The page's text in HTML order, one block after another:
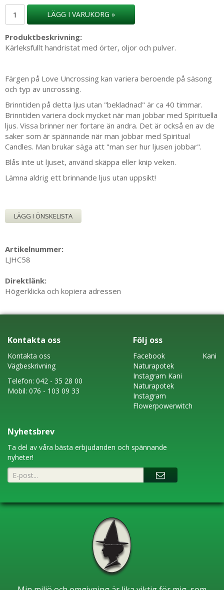
LÄGG I VARUKORG »
Produktbeskrivning:
Kärleksfullt handristat med örter, oljor och pulver.
Färgen på Love Uncrossing kan variera beroende på säsong
och typ av uncrossing.
Brinntiden på detta ljus utan "bekladnad" är ca 40 timmar.
Brinntiden variera dock mycket när man jobbar med Spirituella
ljus. Vissa brinner ner fortare än andra. Det är också en av de
saker som är spännande när man jobbar med Spiritual
Candles. Man brukar säga att "man ser hur ljusen jobbar".
Blås inte ut ljuset, använd skäppa eller knip veken.
Lämna aldrig ett brinnande ljus utan uppsikt!
LÄGG I ÖNSKELISTA
Artikelnummer:
LJHC58
Direktlänk:
Högerklicka och kopiera adressen
Kontakta oss
Kontakta oss
Vägbeskrivning
Telefon: 042 - 35 28 00
Mobil: 076 - 103 09 33
Följ oss
FacebookKani
Naturapotek
Instagram Kani
Naturapotek
Instagram
Flowerpowerwitch
Nyhetsbrev
Ta del av våra bästa erbjudanden och spännande
nyheter!